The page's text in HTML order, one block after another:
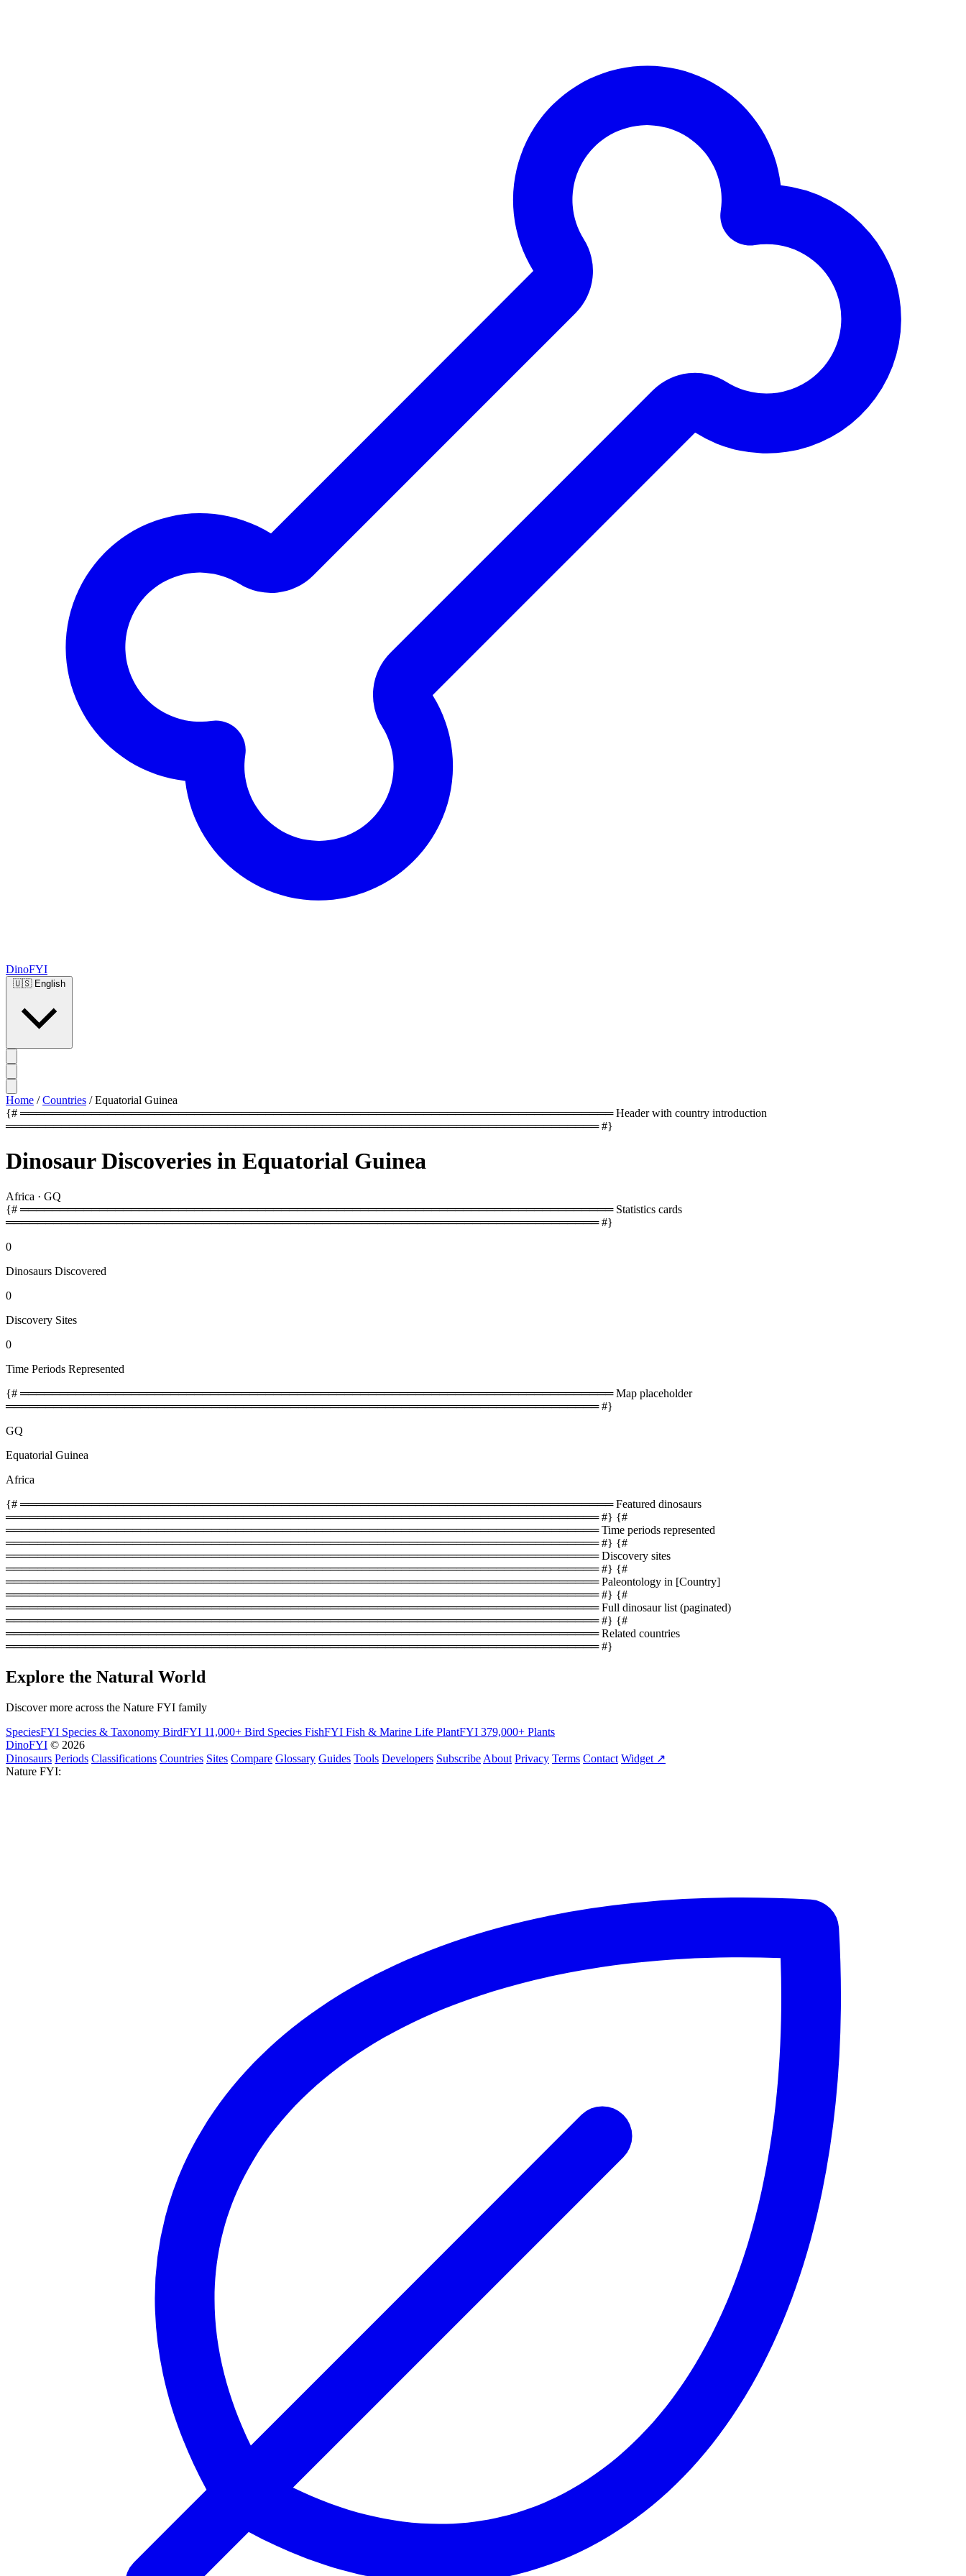
DinoFYI
🇺🇸 English
Home / Countries / Equatorial Guinea
{# ═══════════════════════════════════════════════════════════════════════════ Header with country introduction
═══════════════════════════════════════════════════════════════════════════ #}
Dinosaur Discoveries in Equatorial Guinea
Africa · GQ
{# ═══════════════════════════════════════════════════════════════════════════ Statistics cards
═══════════════════════════════════════════════════════════════════════════ #}
0
Dinosaurs Discovered
0
Discovery Sites
0
Time Periods Represented
{# ═══════════════════════════════════════════════════════════════════════════ Map placeholder
═══════════════════════════════════════════════════════════════════════════ #}
GQ
Equatorial Guinea
Africa
{# ═══════════════════════════════════════════════════════════════════════════ Featured dinosaurs
═══════════════════════════════════════════════════════════════════════════ #} {#
═══════════════════════════════════════════════════════════════════════════ Time periods represented
═══════════════════════════════════════════════════════════════════════════ #} {#
═══════════════════════════════════════════════════════════════════════════ Discovery sites
═══════════════════════════════════════════════════════════════════════════ #} {#
═══════════════════════════════════════════════════════════════════════════ Paleontology in [Country]
═══════════════════════════════════════════════════════════════════════════ #} {#
═══════════════════════════════════════════════════════════════════════════ Full dinosaur list (paginated)
═══════════════════════════════════════════════════════════════════════════ #} {#
═══════════════════════════════════════════════════════════════════════════ Related countries
═══════════════════════════════════════════════════════════════════════════ #}
Explore the Natural World
Discover more across the Nature FYI family
SpeciesFYI Species & Taxonomy BirdFYI 11,000+ Bird Species FishFYI Fish & Marine Life PlantFYI 379,000+ Plants
DinoFYI © 2026
Dinosaurs Periods Classifications Countries Sites Compare Glossary Guides Tools Developers Subscribe About Privacy Terms Contact Widget ↗
Nature FYI: